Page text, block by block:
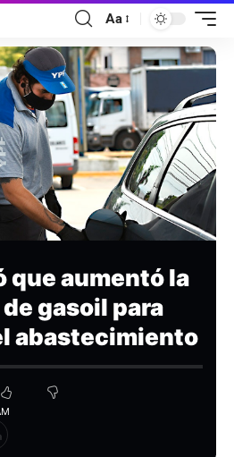
Aa
que aumentó la
gasoil para
abastecimiento